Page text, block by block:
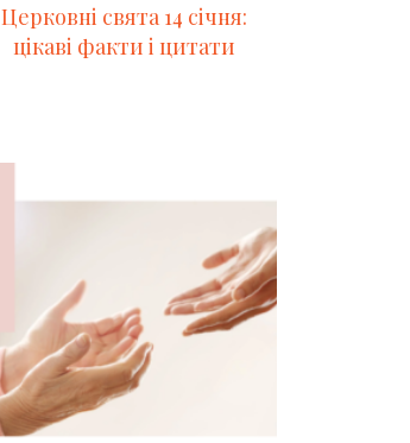
Церковні свята 14 січня:
цікаві факти і цитати